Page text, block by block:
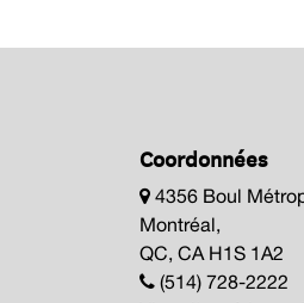
Coordonnées
4356 Boul
Montréal,
QC, CA H1S 1A2
(514) 728-2222